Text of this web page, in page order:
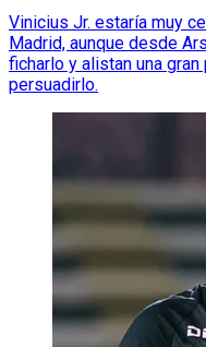
Vinicius Jr. estaría muy
Madrid, aunque desde
ficharlo y alistan una
persuadirlo.